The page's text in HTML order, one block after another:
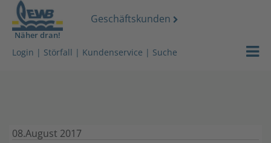
Näher dran!
Geschäftskunden
Login | Störfall | Kundenservice | Suche
08.August 2017
Strom